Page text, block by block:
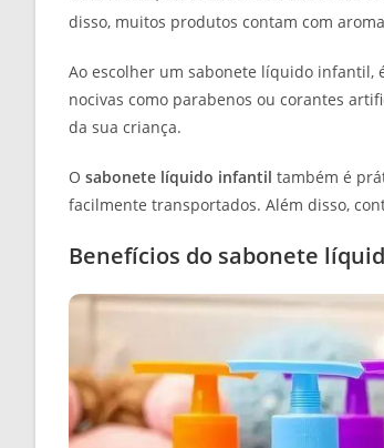
disso, muitos produtos contam com
Ao escolher um sabonete líquido infantil,
nocivas como parabenos ou corantes
da sua criança.
O sabonete líquido infantil também é
facilmente transportados. Além disso,
Benefícios do sabonete